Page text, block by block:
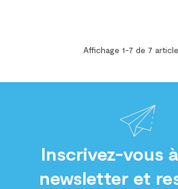
Affichage 1-7 de 7
Inscrivez-vous
newsletter et